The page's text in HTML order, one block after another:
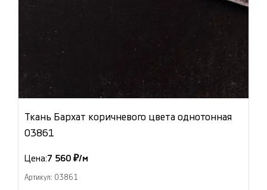
Ткань Бархат коричневого цвета однотонная
03861
Цена:7 560 ₽/м
Артикул: 03861